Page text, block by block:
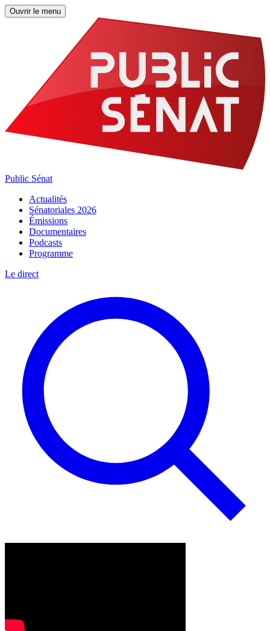
Ouvrir le menu
Public Sénat
Actualités
Sénatoriales 2026
Émissions
Documentaires
Podcasts
Programme
Le direct